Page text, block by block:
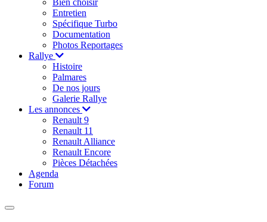
Bien choisir
Entretien
Spécifique Turbo
Documentation
Photos Reportages
Rallye
Histoire
Palmares
De nos jours
Galerie Rallye
Les annonces
Renault 9
Renault 11
Renault Alliance
Renault Encore
Pièces Détachées
Agenda
Forum